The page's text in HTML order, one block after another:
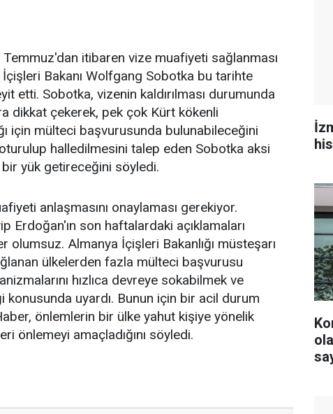
itibaren vize muafiyeti sağlanması
İçişleri Bakanı Wolfgang Sobotka bu tarihte
etti. Sobotka, vizenin kaldırılması durumunda
dikkat çekerek, pek çok Kürt kökenli
için mülteci başvurusunda bulunabileceğini
halledilmesini talep eden Sobotka aksi
yük getireceğini söyledi.
anlaşmasını onaylaması gerekiyor.
Erdoğan'ın son haftalardaki açıklamaları
Almanya İçişleri Bakanlığı müsteşarı
ülkelerden fazla mülteci başvurusu
hızlıca devreye sokabilmek ve
uyardı. Bunun için bir acil durum
önlemlerin bir ülke yahut kişiye yönelik
önlemeyi amaçladığını söyledi.
olacak?